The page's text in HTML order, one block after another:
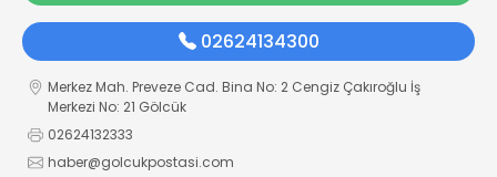
02624134300
Merkez Mah. Preveze Cad. Bina No: 2 Cengiz Çakıroğlu İş
Merkezi No: 21 Gölcük
02624132333
haber@golcukpostasi.com